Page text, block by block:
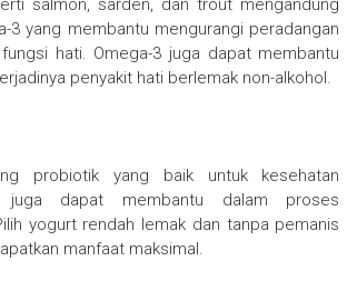
salmon, sarden, dan trout mengandung
3 yang membantu mengurangi peradangan
hati. Omega-3 juga dapat membantu
penyakit hati berlemak non-alkohol.
probiotik yang baik untuk kesehatan
juga dapat membantu dalam proses
yogurt rendah lemak dan tanpa pemanis
manfaat maksimal.